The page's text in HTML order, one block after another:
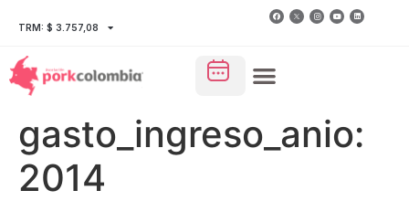
TRM: $ 3.757,08
gasto_ingreso_anio:
2014